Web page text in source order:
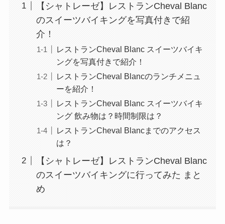
【シャトレーゼ】レストランCheval Blanc
のスイーツバイキングを写真付きで紹
介！
レストランCheval Blanc スイーツバイキ
ングを写真付きで紹介！
レストランCheval Blancのランチメニュ
ーを紹介！
レストランCheval Blanc スイーツバイキ
ング 飲み物は？時間制限は？
レストランCheval Blancまでのアクセス
は？
【シャトレーゼ】レストランCheval Blanc
のスイーツバイキングに行ってみた まと
め